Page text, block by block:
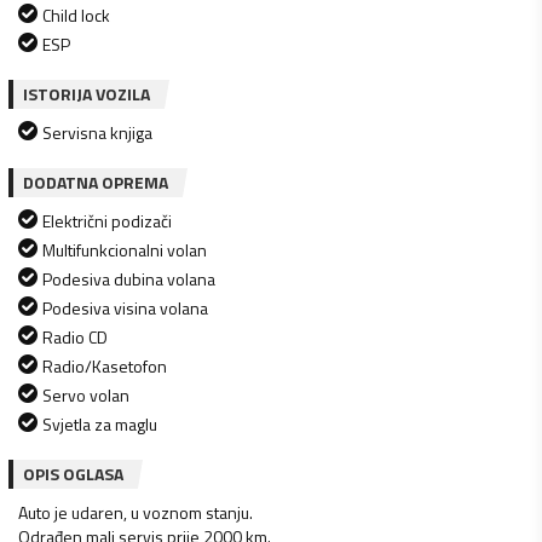
Child lock
ESP
ISTORIJA VOZILA
Servisna knjiga
DODATNA OPREMA
Električni podizači
Multifunkcionalni volan
Podesiva dubina volana
Podesiva visina volana
Radio CD
Radio/Kasetofon
Servo volan
Svjetla za maglu
OPIS OGLASA
Auto je udaren, u voznom stanju.
Odrađen mali servis prije 2000 km.